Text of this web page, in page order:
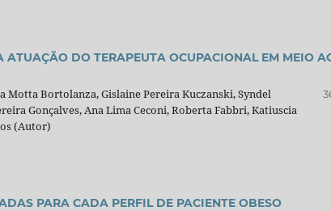
ATUAÇÃO DO TERAPEUTA OCUPACIONAL EM MEIO
Motta Bortolanza, Gislaine Pereira Kuczanski, Syndel
Gonçalves, Ana Lima Ceconi, Roberta Fabbri, Katiuscia
(Autor)
PARA CADA PERFIL DE PACIENTE OBESO